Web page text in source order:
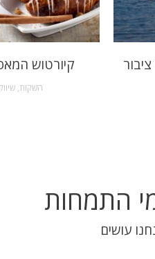
קיורטוש
השקות,
– יחסי ציבור
התמחות
עושים